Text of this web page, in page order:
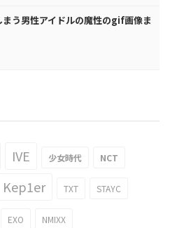
う男性アイドルの魔性のgif画像ま
IVE 少女時代 NCT
Kep1er TXT STAYC
EXO NMIXX